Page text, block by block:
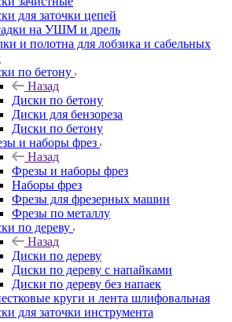
для заточки цепей
на УШМ и дрель
и полотна для лобзика и сабельных
по бетону
Назад
Диски по бетону
Диски для бензореза
Диски по бетону
и наборы фрез
Назад
Фрезы и наборы фрез
Наборы фрез
Фрезы для фрезерных машин
Фрезы по металлу
по дереву
Назад
Диски по дереву
Диски по дереву с напайками
Диски по дереву без напаек
круги и лента шлифовальная
для заточки инструмента